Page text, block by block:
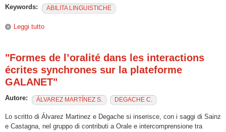
Keywords: ABILITA LINGUISTICHE
Leggi tutto
"Formes de l’oralité dans les interactions
écrites synchrones sur la plateforme
GALANET"
Autore: ÁLVAREZ MARTÍNEZ S. DEGACHE C.
Lo scritto di Álvarez Martinez e Degache si inserisce, con i saggi di Sainz
e Castagna, nel gruppo di contributi a Orale e intercomprensione tra